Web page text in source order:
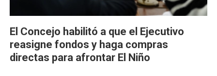
El Concejo habilitó a que el Ejecutivo
reasigne fondos y haga compras
directas para afrontar El Niño